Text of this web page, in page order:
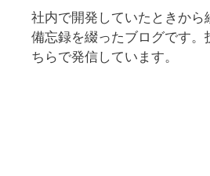
社内で開発していたときから
備忘録を綴ったブログです。
ちらで発信しています。